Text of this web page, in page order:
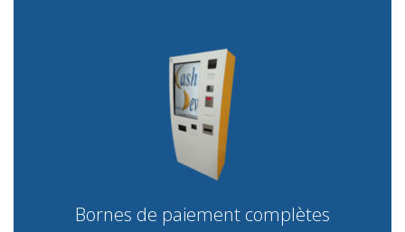
Bornes de paiement complètes